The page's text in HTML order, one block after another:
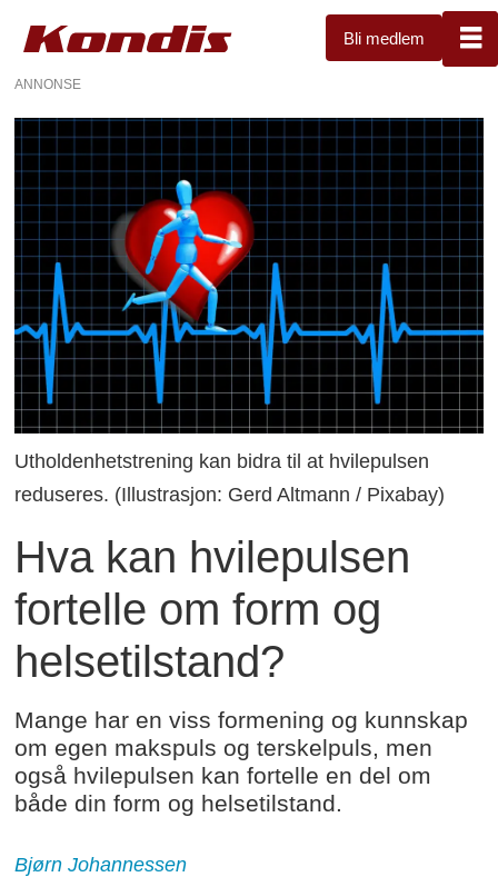
Bli medlem
ANNONSE
Utholdenhetstrening kan bidra til at hvilepulsen
reduseres. (Illustrasjon: Gerd Altmann / Pixabay)
Hva kan hvilepulsen
fortelle om form og
helsetilstand?
Mange har en viss formening og kunnskap
om egen makspuls og terskelpuls, men
også hvilepulsen kan fortelle en del om
både din form og helsetilstand.
Bjørn Johannessen